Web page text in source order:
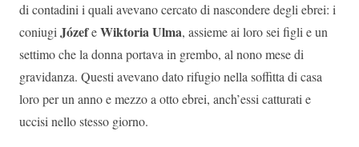
di contadini i quali avevano cercato di nascondere degli ebrei: i
coniugiJózefeWiktoria Ulma, assieme ai loro sei figli e un
settimo che la donna portava in grembo, al nono mese di
gravidanza. Questi avevano dato rifugio nella soffitta di casa
loro per un anno e mezzo a otto ebrei, anch’essi catturati e
uccisi nello stesso giorno.